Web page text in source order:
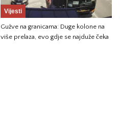
Vijesti
Gužve na granicama: Duge kolone na
više prelaza, evo gdje se najduže čeka